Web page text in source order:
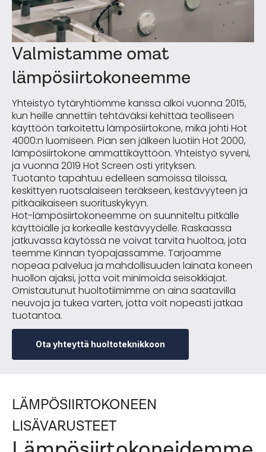
Valmistamme omat
lämpösiirtokoneemme
Yhteistyö tytäryhtiömme kanssa alkoi vuonna 2015,
kun heille annettiin tehtäväksi kehittää teolliseen
käyttöön tarkoitettu lämpösiirtokone, mikä johti Hot
4000:n luomiseen. Pian sen jälkeen luotiin Hot 2000,
lämpösiirtokone ammattikäyttöön. Yhteistyö syveni,
ja vuonna 2019 Hot Screen osti yrityksen.
Tuotanto tapahtuu edelleen samoissa tiloissa,
keskittyen ruotsalaiseen teräkseen, kestävyyteen ja
pitkäaikaiseen suorituskykyyn.
Hot-lämpösiirtokoneemme on suunniteltu pitkälle
käyttöiälle ja korkealle kestävyydelle. Raskaassa
jatkuvassa käytössä ne voivat tarvita huoltoa, jota
teemme Kinnan työpajassamme. Tarjoamme
nopeaa palvelua ja mahdollisuuden lainata koneen
huollon ajaksi, jotta voit minimoida seisokkiajat.
Omistautunut huoltotiimimme on aina saatavilla
neuvoja ja tukea varten, jotta voit nopeasti jatkaa
tuotantoa.
Ota yhteyttä huoltoteknikkoon
LÄMPÖSIIRTOKONEEN
LISÄVARUSTEET